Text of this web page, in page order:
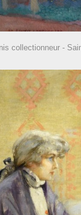
collectionneur -